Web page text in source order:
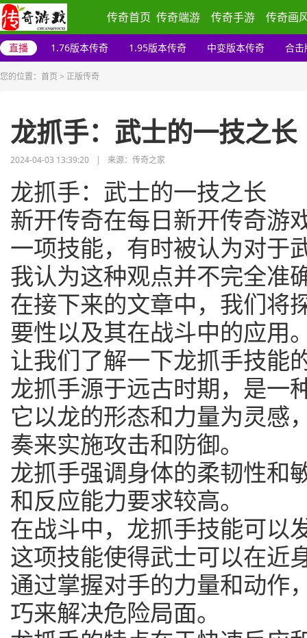
传奇首页 传奇端游 传奇手游 传奇画
直播 1.76版本传奇 1.95版本传奇 中变版本传奇 合击
您的位置： 首页 > 正版传奇
龙抓手：武士的一技之长
2024-04-03 13:39:20 | 来源：传奇之家
龙抓手：武士的一技之长
新开传奇在每日新开传奇游
一项技能，有时被认为对于
我认为这种观点并不完全准
在接下来的文章中，我们将
要性以及其在战斗中的应用
让我们了解一下龙抓手技能
龙抓手源于远古时期，是一
它以龙的形态和力量为灵感
奏来实施攻击和防御。
龙抓手强调身体的柔韧性和
和反应能力要求较高。
在战斗中，龙抓手技能可以
这项技能使得武士可以在近
通过掌握对手的力量和动作
巧来解决危险局面。